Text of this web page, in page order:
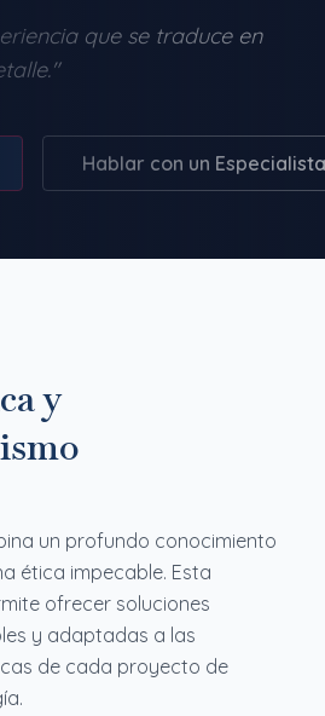
que se traduce en
Hablar con un Especialista
y
un profundo conocimiento
ética impecable. Esta
ofrecer soluciones
y adaptadas a las
de cada proyecto de